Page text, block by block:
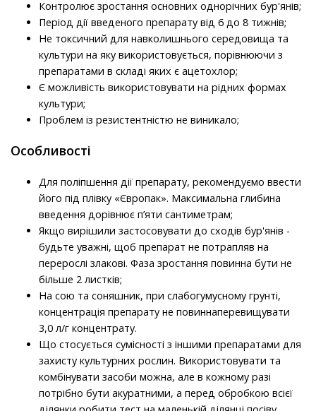
Контролює зростання основних однорічних бур'янів;
Період дії введеного препарату від 6 до 8 тижнів;
Не токсичний для навколишнього середовища та
культури на яку використовується, порівнюючи з
препаратами в складі яких є ацетохлор;
Є можливість використовувати на рідних формах
культури;
Проблем із резистентністю не виникало;
Особливості
Для поліпшення дії препарату, рекомендуємо ввести
його під плівку «Європак». Максимальна глибина
введення дорівнює п’яти сантиметрам;
Якщо вирішили застосовувати до сходів бур'янів -
будьте уважні, щоб препарат не потрапляв на
перерослі злакові. Фаза зростання повинна бути не
більше 2 листків;
На сою та соняшник, при слабогумусному грунті,
концентрація препарату не повиннаперевищувати
3,0 л/г концентрату.
Що стосується сумісності з іншими препаратами для
захисту культурних рослин. Використовувати та
комбінувати засоби можна, але в кожному разі
потрібно бути акуратними, а перед обробкою всієї